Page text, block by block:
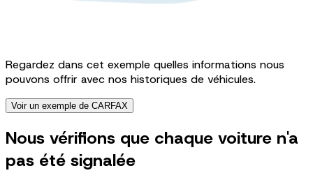
Regardez dans cet exemple quelles informations nous
pouvons offrir avec nos historiques de véhicules.
Voir un exemple de CARFAX
Nous vérifions que chaque voiture n'a
pas été signalée